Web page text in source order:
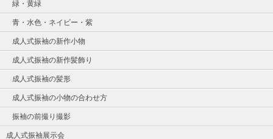
緑・黄緑
青・水色・ネイビー・紫
成人式振袖の新作小物
成人式振袖の新作髪飾り
成人式振袖の髪形
成人式振袖の小物の合わせ方
振袖の前撮り撮影
成人式振袖展示会